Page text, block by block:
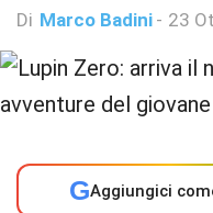
Di Marco Badini - 23
GAggiungici